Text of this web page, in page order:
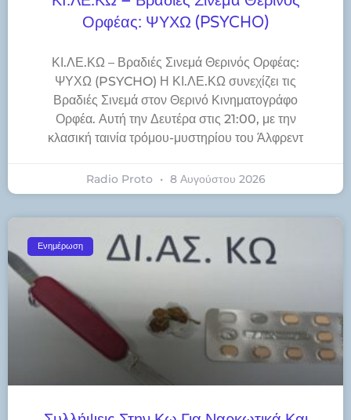
Ορφέας: ΨΥΧΩ (PSYCHO)
ΚΙ.ΛΕ.ΚΩ – Βραδιές Σινεμά Θερινός Ορφέας:
ΨΥΧΩ (PSYCHO) Η ΚΙ.ΛΕ.ΚΩ συνεχίζει τις
Βραδιές Σινεμά στον Θερινό Κινηματογράφο
Ορφέα. Αυτή την Δευτέρα στις 21:00, με την
κλασική ταινία τρόμου-μυστηρίου του Άλφρεντ
Radio Proto 8 Αυγούστου 2026
Ενημέρωση